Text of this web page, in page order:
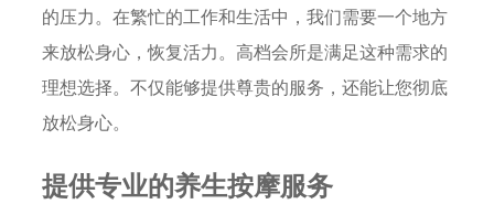
的压力。在繁忙的工作和生活中，我们需要一个地方
来放松身心，恢复活力。高档会所是满足这种需求的
理想选择。不仅能够提供尊贵的服务，还能让您彻底
放松身心。
提供专业的养生按摩服务